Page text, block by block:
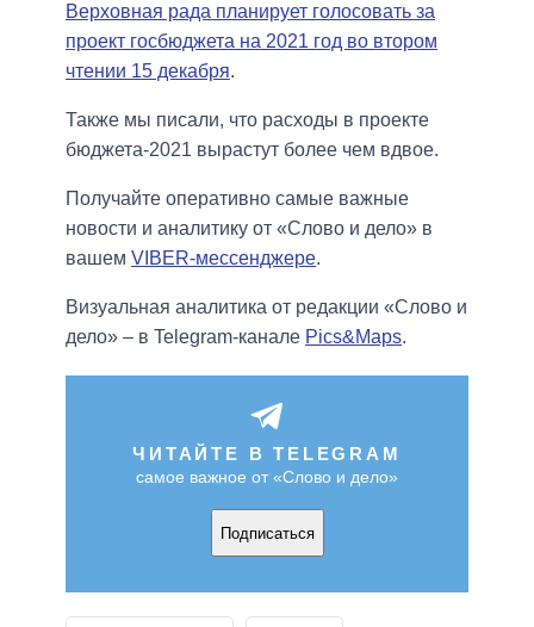
Верховная рада планирует голосовать за
проект госбюджета на 2021 год во втором
чтении 15 декабря.
Также мы писали, что расходы в проекте
бюджета-2021 вырастут более чем вдвое.
Получайте оперативно самые важные
новости и аналитику от «Слово и дело» в
вашем VIBER-мессенджере.
Визуальная аналитика от редакции «Слово и
дело» – в Telegram-канале Pics&Maps.
ЧИТАЙТЕ В TELEGRAM
самое важное от «Слово и дело»
Подписаться